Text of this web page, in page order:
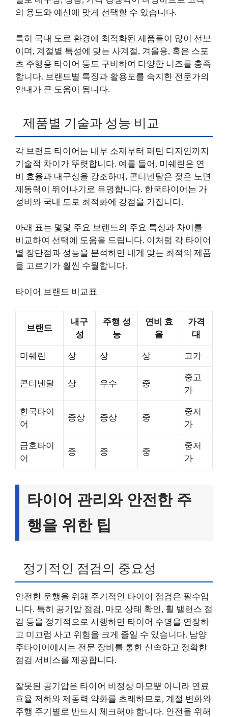
의 용도와 예산에 맞게 선택할 수 있습니다.
특히 국내 도로 환경에 최적화된 제품들이 많이 선보
이며, 계절별 특성에 맞는 사계절, 겨울용, 혹은 스포
츠 주행용 타이어 등도 구비하여 다양한 니즈를 충족
합니다. 브랜드별 특징과 활용도를 숙지한 전문가의
안내가 큰 도움이 됩니다.
제품별 기술과 성능 비교
각 브랜드 타이어는 내부 소재부터 패턴 디자인까지
기술적 차이가 뚜렷합니다. 예를 들어, 미쉐린은 연
비 효율과 내구성을 강조하며, 콘티넨탈은 젖은 노면
제동력이 뛰어나기로 유명합니다. 한국타이어는 가
성비와 국내 도로 최적화에 강점을 가집니다.
아래 표는 몇몇 주요 브랜드의 주요 특성과 차이를
비교하여 선택에 도움을 드립니다. 이처럼 각 타이어
별 장단점과 성능을 분석하면 내게 맞는 최적의 제품
을 고르기가 훨씬 수월합니다.
타이어 브랜드 비교표
브랜드
내구
성
주행 성
능
연비 효
율
가격
대
미쉐린 상 상 상 고가
콘티넨탈 상 우수 중
중고
가
한국타이
어
중상 중상 중
중저
가
금호타이
어
중 중 중
중저
가
타이어 관리와 안전한 주
행을 위한 팁
정기적인 점검의 중요성
안전한 운행을 위해 주기적인 타이어 점검은 필수입
니다. 특히 공기압 점검, 마모 상태 확인, 휠 밸런스 점
검 등을 정기적으로 시행하면 타이어 수명을 연장하
고 미끄럼 사고 위험을 크게 줄일 수 있습니다. 남양
주타이어에서는 전문 장비를 통한 신속하고 정확한
점검 서비스를 제공합니다.
잘못된 공기압은 타이어 비정상 마모뿐 아니라 연료
효율 저하와 제동력 약화를 초래하므로, 계절 변화와
주행 주기별로 반드시 체크해야 합니다. 안전을 위해